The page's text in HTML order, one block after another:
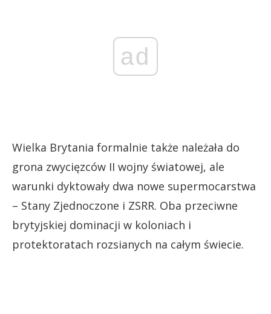
ad
Wielka Brytania formalnie także należała do
grona zwycięzców II wojny światowej, ale
warunki dyktowały dwa nowe supermocarstwa
– Stany Zjednoczone i ZSRR. Oba przeciwne
brytyjskiej dominacji w koloniach i
protektoratach rozsianych na całym świecie.